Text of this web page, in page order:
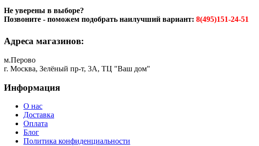
Не уверены в выборе?
Позвоните - поможем подобрать наилучший вариант: 8(495)151-24-51
Адреса магазинов:
м.Перово
г. Москва, Зелёный пр-т, 3А, ТЦ "Ваш дом"
Информация
О нас
Доставка
Оплата
Блог
Политика конфиденциальности